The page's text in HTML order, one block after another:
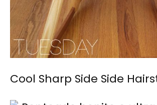
Cool Sharp Side Side